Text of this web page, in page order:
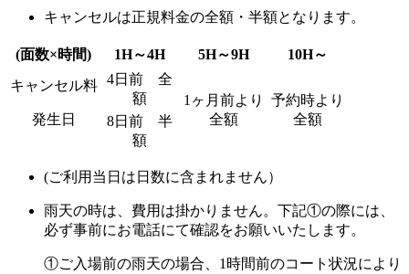
キャンセルは正規料金の全額・半額となります。
(面数×時間) 1H～4H 5H～9H
10H～
キャンセル料
発生日
4日前 全
額
1ヶ月前より
全額
予約時より
全額
8日前 半
額
(ご利用当日は日数に含まれません）
雨天の時は、費用は掛かりません。下記①の際には、
必ず事前にお電話にて確認をお願いいたします。
①ご入場前の雨天の場合、1時間前のコート状況により